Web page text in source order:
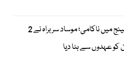
ایران رجیم چینج میں ناکامی؛ موساد سربراہ نے 2
کو عہدوں سے ہٹا دیا